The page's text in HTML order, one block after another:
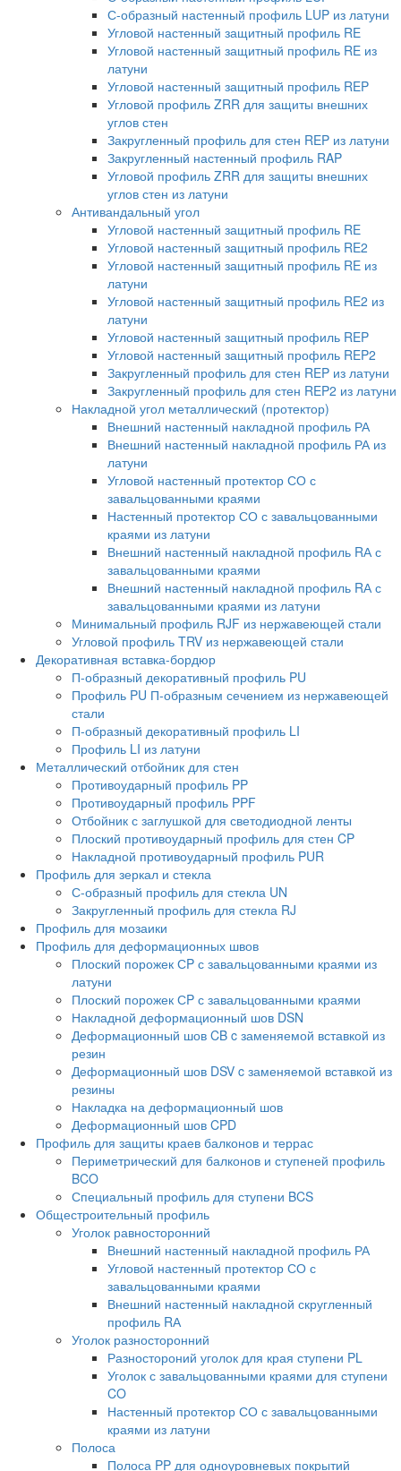
С-образный настенный профиль LUP из латуни
Угловой настенный защитный профиль RE
Угловой настенный защитный профиль RE из
латуни
Угловой настенный защитный профиль REP
Угловой профиль ZRR для защиты внешних
углов стен
Закругленный профиль для стен REP из латуни
Закругленный настенный профиль RAP
Угловой профиль ZRR для защиты внешних
углов стен из латуни
Антивандальный угол
Угловой настенный защитный профиль RE
Угловой настенный защитный профиль RE2
Угловой настенный защитный профиль RE из
латуни
Угловой настенный защитный профиль RE2 из
латуни
Угловой настенный защитный профиль REP
Угловой настенный защитный профиль REP2
Закругленный профиль для стен REP из латуни
Закругленный профиль для стен REP2 из латуни
Накладной угол металлический (протектор)
Внешний настенный накладной профиль РА
Внешний настенный накладной профиль РА из
латуни
Угловой настенный протектор СО с
завальцованными краями
Настенный протектор СО с завальцованными
краями из латуни
Внешний настенный накладной профиль RА с
завальцованными краями
Внешний настенный накладной профиль RА с
завальцованными краями из латуни
Минимальный профиль RJF из нержавеющей стали
Угловой профиль TRV из нержавеющей стали
Декоративная вставка-бордюр
П-образный декоративный профиль PU
Профиль PU П-образным сечением из нержавеющей
стали
П-образный декоративный профиль LI
Профиль LI из латуни
Металлический отбойник для стен
Противоударный профиль PP
Противоударный профиль PPF
Отбойник с заглушкой для светодиодной ленты
Плоский противоударный профиль для стен CP
Накладной противоударный профиль PUR
Профиль для зеркал и стекла
С-образный профиль для стекла UN
Закругленный профиль для стекла RJ
Профиль для мозаики
Профиль для деформационных швов
Плоский порожек СP с завальцованными краями из
латуни
Плоский порожек СP с завальцованными краями
Накладной деформационный шов DSN
Деформационный шов CB c заменяемой вставкой из
резин
Деформационный шов DSV c заменяемой вставкой из
резины
Накладка на деформационный шов
Деформационный шов CPD
Профиль для защиты краев балконов и террас
Периметрический для балконов и ступеней профиль
BCO
Специальный профиль для ступени BCS
Общестроительный профиль
Уголок равносторонний
Внешний настенный накладной профиль РА
Угловой настенный протектор СО с
завальцованными краями
Внешний настенный накладной скругленный
профиль RА
Уголок разносторонний
Разностороний уголок для края ступени PL
Уголок с завальцованными краями для ступени
CO
Настенный протектор СО с завальцованными
краями из латуни
Полоса
Полоса PP для одноуровневых покрытий